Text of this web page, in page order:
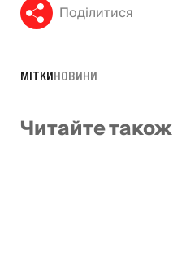
Поділитися
МІТКИНОВИНИ
Читайте також